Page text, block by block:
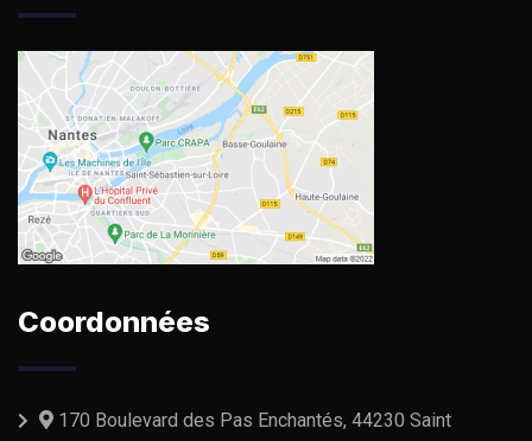
Coordonnées
170 Boulevard des Pas Enchantés, 44230 Saint